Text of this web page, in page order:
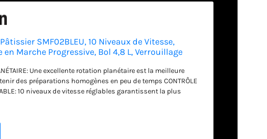
SMF02BLEU, 10 Niveaux de Vitesse,
en Marche Progressive, Bol 4,8 L, Verrouillage
Une excellente rotation planétaire est la meilleure
des préparations homogènes en peu de temps CONTRÔLE
10 niveaux de vitesse réglables garantissent la plus
fonction de l'accessoire utilisé FONCTION SMOOTH START: Le
à vitesse réduite, empêche les ingrédients de s'échapper et
lorsque le robot est allumé ACCESSOIRES: Le robot est